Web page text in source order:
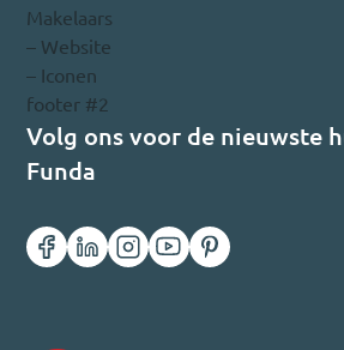
Volg ons voor de nieuwste
Funda